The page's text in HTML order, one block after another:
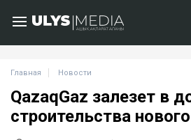
Главная Новости
QazaqGaz залезет в
строительства